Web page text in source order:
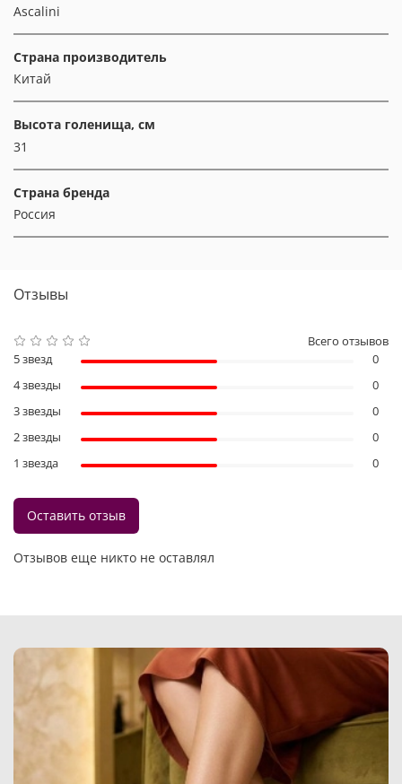
Ascalini
Страна производитель
Китай
Высота голенища, см
31
Страна бренда
Россия
Отзывы
Отзывов еще никто не оставлял
Всего отзывов
5 звезд
0
4 звезды
0
3 звезды
0
2 звезды
0
1 звезда
0
Оставить отзыв